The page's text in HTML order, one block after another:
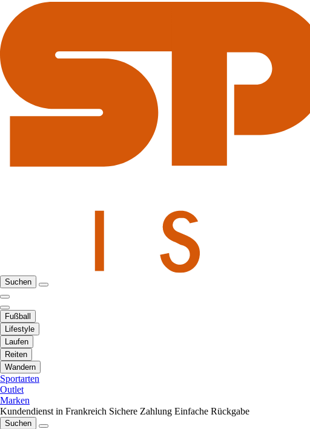
Suchen
Fußball
Lifestyle
Laufen
Reiten
Wandern
Sportarten
Outlet
Marken
Kundendienst in Frankreich Sichere Zahlung Einfache Rückgabe
Suchen